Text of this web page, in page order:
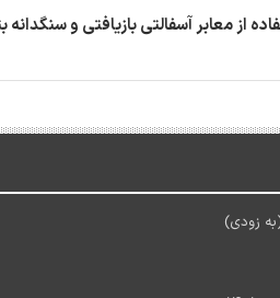
از معابر آسفالتی بازیافتی و سنگدانه